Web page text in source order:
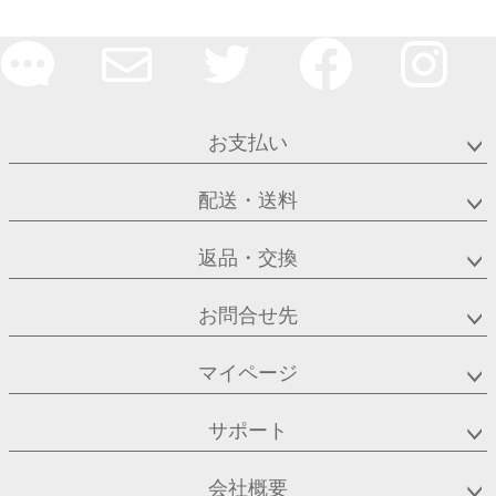
お支払い
配送・送料
返品・交換
お問合せ先
マイページ
サポート
会社概要